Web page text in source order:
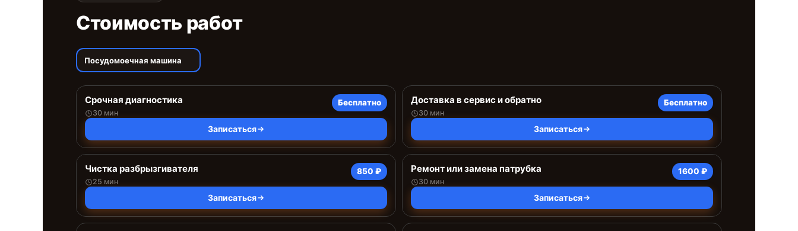
Стоимость работ
Посудомоечная машина
Срочная диагностика
30 мин
Бесплатно
Записаться
Доставка в сервис и обратно
30 мин
Бесплатно
Записаться
Чистка разбрызгивателя
25 мин
850 ₽
Записаться
Ремонт или замена патрубка
30 мин
1600 ₽
Записаться